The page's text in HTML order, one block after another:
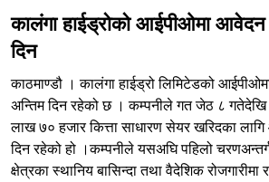
कालंगा हाईड्रोको आईपीओमा
दिन
काठमाण्डौ । कालंगा हाईड्रो लिमिटेडको
अन्तिम दिन रहेको छ । कम्पनीले गत जेठ ८ गतेदेखि
लाख ७० हजार कित्ता साधारण सेयर खरिदका
दिन रहेको हो ।कम्पनीले यसअघि पहिलो
क्षेत्रका स्थानिय बासिन्दा तथा वैदेशिक